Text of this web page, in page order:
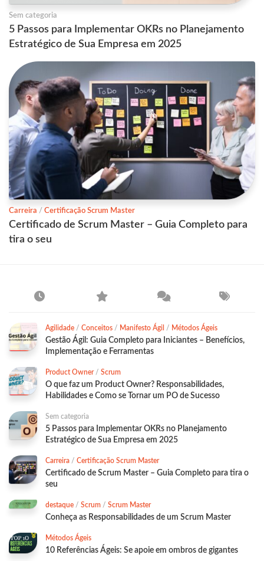
Sem categoria
5 Passos para Implementar OKRs no Planejamento
Estratégico de Sua Empresa em 2025
Carreira / Certificação Scrum Master
Certificado de Scrum Master – Guia Completo para
tira o seu
Agilidade / Conceitos / Manifesto Ágil / Métodos Ágeis
Gestão Ágil: Guia Completo para Iniciantes – Benefícios,
Implementação e Ferramentas
Product Owner/ Scrum
O que faz um Product Owner? Responsabilidades,
Habilidades e Como se Tornar um PO de Sucesso
Sem categoria
5 Passos para Implementar OKRs no Planejamento
Estratégico de Sua Empresa em 2025
Carreira / Certificação Scrum Master
Certificado de Scrum Master – Guia Completo para tira o
seu
destaque / Scrum / Scrum Master
Conheça as Responsabilidades de um Scrum Master
Métodos Ágeis
10 Referências Ágeis: Se apoie em ombros de gigantes